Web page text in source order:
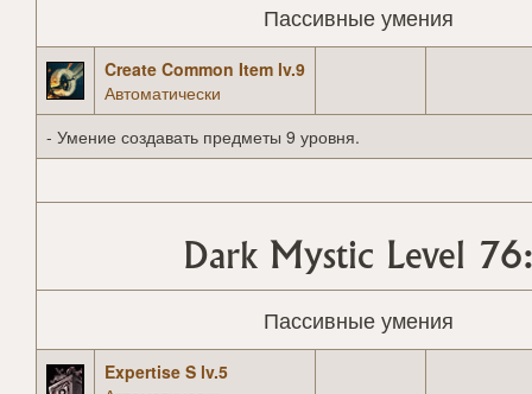
Пассивные умения
Create Common Item lv.9
Автоматически
- Умение создавать предметы 9 уровня.
Dark Mystic Level
Пассивные умения
Expertise S lv.5